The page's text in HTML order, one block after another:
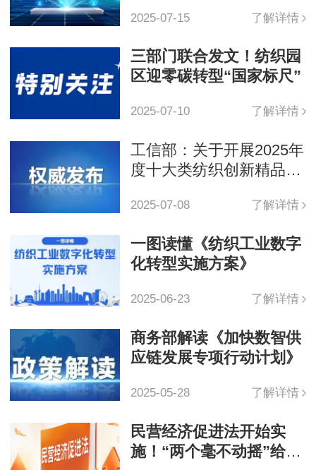
2025-07-15 了解详情
三部门联合发文！纺织园
区迎零碳转型“国家标尺”
2025-07-10 了解详情
工信部：关于开展2025年
度十大类纺织创新精品建
2025-07-08 了解详情
一图读懂《纺织工业数字
化转型实施方案》
2025-06-23 了解详情
商务部解读《加快数智供
应链发展专项行动计划》
2025-05-28 了解详情
民营经济促进法开始实
施！“两个毫不动摇”给纺